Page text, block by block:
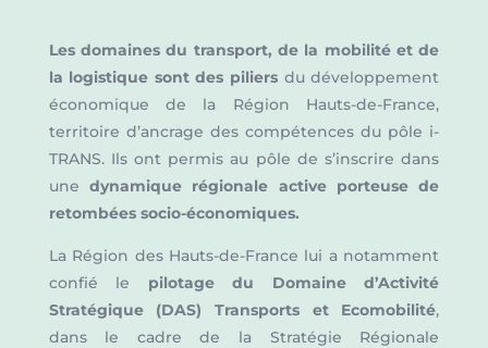
Les domaines du transport, de la mobilité et de
la logistique sont des piliers du développement
économique de la Région Hauts-de-France,
territoire d’ancrage des compétences du pôle i-
TRANS. Ils ont permis au pôle de s’inscrire dans
unedynamique régionale active porteuse de
retombées socio-économiques.
La Région des Hauts-de-France lui a notamment
confié le pilotage du Domaine d’Activité
Stratégique (DAS) Transports et Ecomobilité,
dans le cadre de la Stratégie Régionale